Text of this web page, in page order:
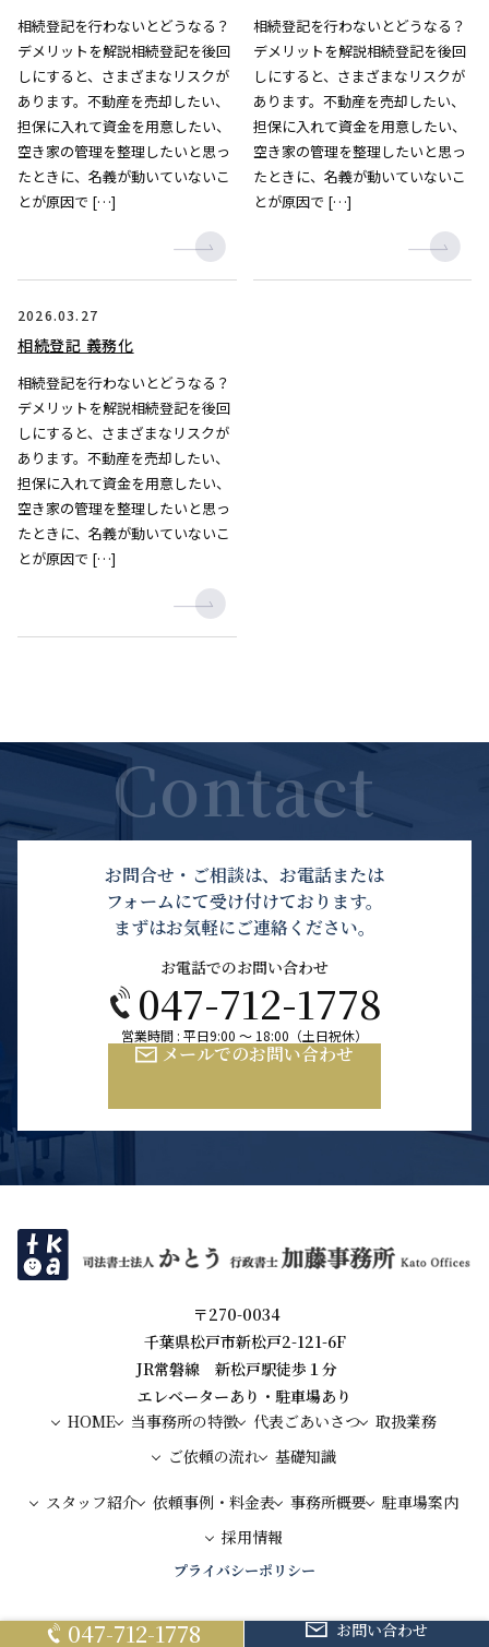
047-712-1778 お問い合わせ
相続登記を行わないとどうなる？
デメリットを解説相続登記を後回
しにすると、さまざまなリスクが
あります。不動産を売却したい、
担保に入れて資金を用意したい、
空き家の管理を整理したいと思っ
たときに、名義が動いていないこ
とが原因で […]
相続登記を行わないとどうなる？
デメリットを解説相続登記を後回
しにすると、さまざまなリスクが
あります。不動産を売却したい、
担保に入れて資金を用意したい、
空き家の管理を整理したいと思っ
たときに、名義が動いていないこ
とが原因で […]
2026.03.27
相続登記 義務化
相続登記を行わないとどうなる？
デメリットを解説相続登記を後回
しにすると、さまざまなリスクが
あります。不動産を売却したい、
担保に入れて資金を用意したい、
空き家の管理を整理したいと思っ
たときに、名義が動いていないこ
とが原因で […]
お問合せ・ご相談は、お電話または
フォームにて受け付けております。
まずはお気軽にご連絡ください。
お電話でのお問い合わせ
047-712-1778
営業時間 : 平日9:00 ～ 18:00（土日祝休）
メールでのお問い合わせ
〒270-0034
千葉県松戸市新松戸2-121-6F
JR常磐線 新松戸駅徒歩１分
エレベーターあり・駐車場あり
HOME
当事務所の特徴 代表ごあいさつ
取扱業務
ご依頼の流れ
基礎知識
スタッフ紹介 依頼事例・料金表 事務所概要
駐車場案内
採用情報
プライバシーポリシー
© 新松戸駅徒歩１分の司法書士法人かとう